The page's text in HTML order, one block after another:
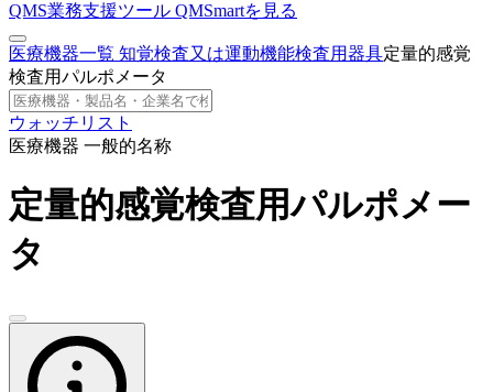
QMS業務支援ツール QMSmartを見る
医療機器一覧 知覚検査又は運動機能検査用器具定量的感覚
検査用パルポメータ
ウォッチリスト
医療機器 一般的名称
定量的感覚検査用パルポメー
タ